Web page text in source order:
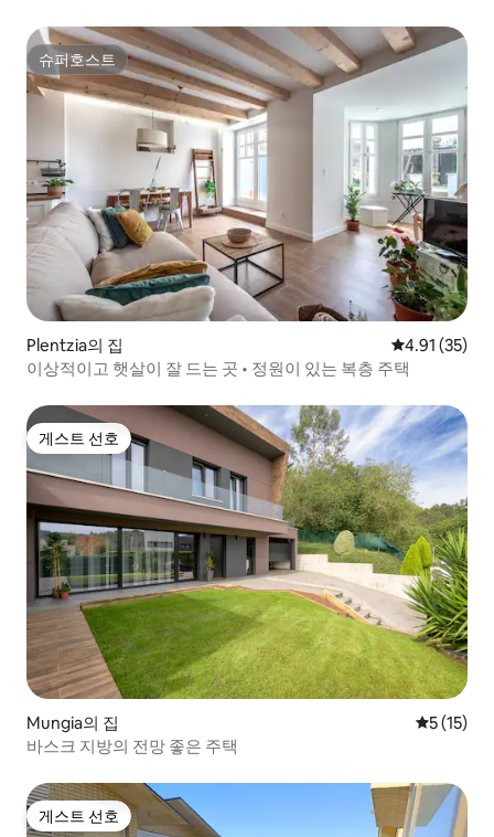
슈퍼호스트
슈퍼호스트
Plentzia의 집 평점 4.91점
4.91 (35)
이상적이고 햇살이 잘 드는 곳 • 정원이 있는 복층 주택
게스트 선호
게스트 선호
Mungia의 집 평점 5점
5 (15)
바스크 지방의 전망 좋은 주택
게스트 선호
게스트 선호